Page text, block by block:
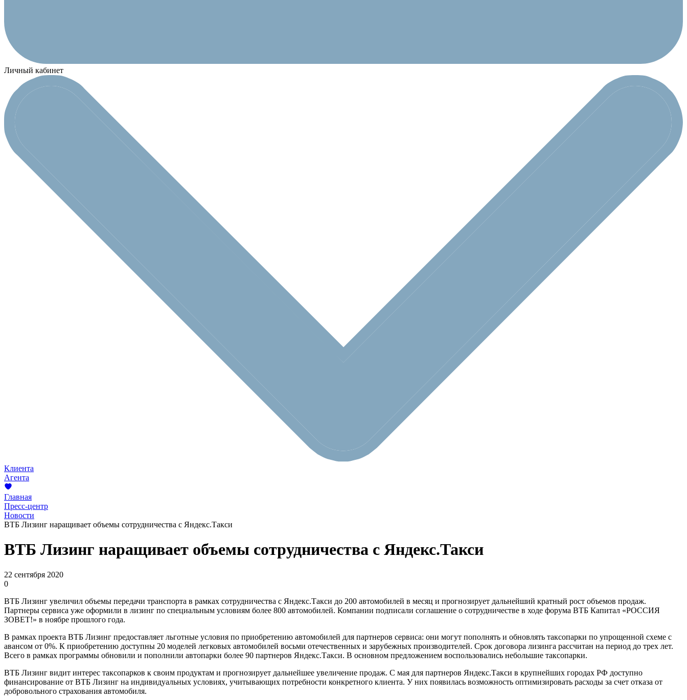
Личный кабинет
Клиента
Агента
Главная
Пресс-центр
Новости
ВТБ Лизинг наращивает объемы сотрудничества с Яндекс.Такси
ВТБ Лизинг наращивает объемы сотрудничества с Яндекс.Такси
22 сентября 2020
0
ВТБ Лизинг увеличил объемы передачи транспорта в рамках сотрудничества с Яндекс.Такси до 200 автомобилей в месяц и прогнозирует дальнейший кратный рост объемов продаж.
Партнеры сервиса уже оформили в лизинг по специальным условиям более 800 автомобилей. Компании подписали соглашение о сотрудничестве в ходе форума ВТБ Капитал «РОССИЯ
ЗОВЕТ!» в ноябре прошлого года.
В рамках проекта ВТБ Лизинг предоставляет льготные условия по приобретению автомобилей для партнеров сервиса: они могут пополнять и обновлять таксопарки по упрощенной схеме с
авансом от 0%. К приобретению доступны 20 моделей легковых автомобилей восьми отечественных и зарубежных производителей. Срок договора лизинга рассчитан на период до трех лет.
Всего в рамках программы обновили и пополнили автопарки более 90 партнеров Яндекс.Такси. В основном предложением воспользовались небольшие таксопарки.
ВТБ Лизинг видит интерес таксопарков к своим продуктам и прогнозирует дальнейшее увеличение продаж. С мая для партнеров Яндекс.Такси в крупнейших городах РФ доступно
финансирование от ВТБ Лизинг на индивидуальных условиях, учитывающих потребности конкретного клиента. У них появилась возможность оптимизировать расходы за счет отказа от
добровольного страхования автомобиля.